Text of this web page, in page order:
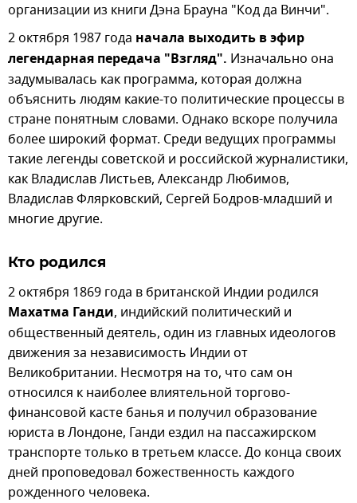
организации из книги Дэна Брауна "Код да Винчи".
2 октября 1987 года начала выходить в эфир
легендарная передача "Взгляд". Изначально она
задумывалась как программа, которая должна
объяснить людям какие-то политические процессы в
стране понятным словами. Однако вскоре получила
более широкий формат. Среди ведущих программы
такие легенды советской и российской журналистики,
как Владислав Листьев, Александр Любимов,
Владислав Флярковский, Сергей Бодров-младший и
многие другие.
Кто родился
2 октября 1869 года в британской Индии родился
Махатма Ганди, индийский политический и
общественный деятель, один из главных идеологов
движения за независимость Индии от
Великобритании. Несмотря на то, что сам он
относился к наиболее влиятельной торгово-
финансовой касте банья и получил образование
юриста в Лондоне, Ганди ездил на пассажирском
транспорте только в третьем классе. До конца своих
дней проповедовал божественность каждого
рожденного человека.